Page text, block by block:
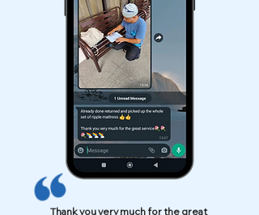
Thank you very much for the great